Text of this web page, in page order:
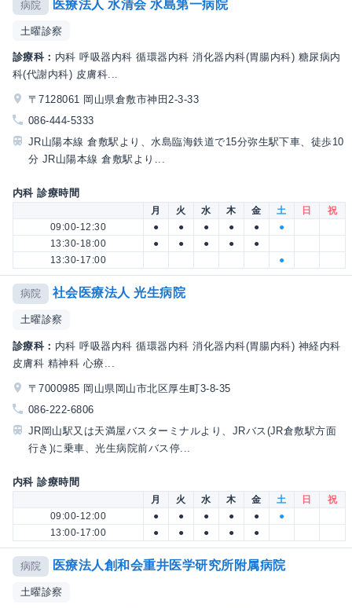
病院 医療法人 水清会 水島第一病院
土曜診察
診療科： 内科 呼吸器内科 循環器内科 消化器内科(胃腸内科) 糖尿病内
科(代謝内科) 皮膚科...
〒7128061 岡山県倉敷市神田2-3-33
086-444-5333
JR山陽本線 倉敷駅より、水島臨海鉄道で15分弥生駅下車、徒歩10
分 JR山陽本線 倉敷駅より...
内科 診療時間
月 火 水 木 金 土 日
祝
09:00-12:30
● ● ● ● ●
●
13:30-18:00
● ● ● ●
●
13:30-17:00
●
病院 社会医療法人 光生病院
土曜診察
診療科： 内科 呼吸器内科 循環器内科 消化器内科(胃腸内科) 神経内科
皮膚科 精神科 心療...
〒7000985 岡山県岡山市北区厚生町3-8-35
086-222-6806
JR岡山駅又は天満屋バスターミナルより、JRバス(JR倉敷駅方面
行き)に乗車、光生病院前バス停...
内科 診療時間
月 火 水 木 金 土 日
祝
09:00-12:00
● ● ● ● ●
●
13:00-17:00
● ● ● ● ●
病院 医療法人創和会重井医学研究所附属病院
土曜診察